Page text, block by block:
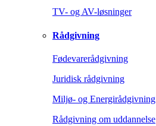
TV- og AV-løsninger
Rådgivning
Fødevarerådgivning
Juridisk rådgivning
Miljø- og Energirådgivning
Rådgivning om uddannelse